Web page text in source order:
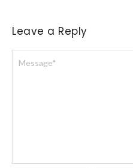
Leave a Reply